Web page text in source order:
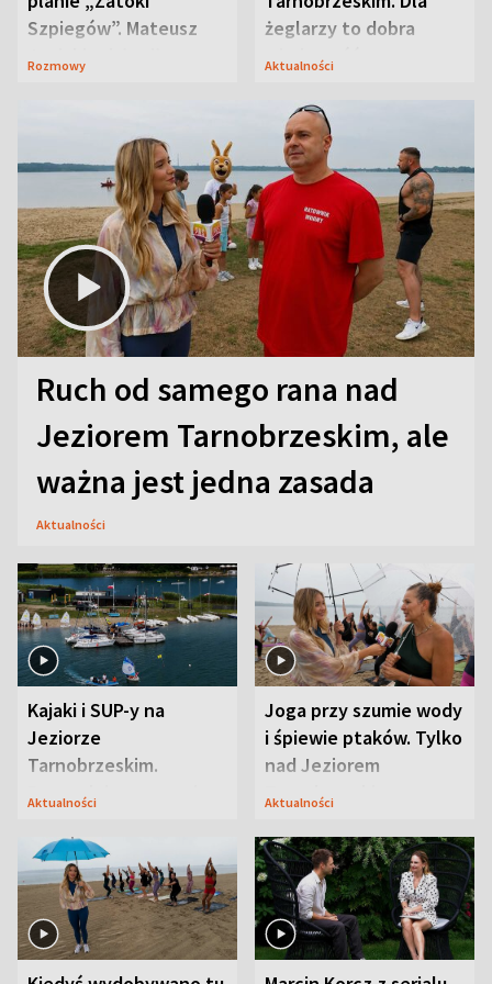
Szpiegów”. Mateusz
Janicki odsłonił
Rozmowy
żeglarzy to dobra
wiadomość
Aktualności
Ruch od samego rana nad
Jeziorem Tarnobrzeskim, ale
ważna jest jedna zasada
Aktualności
Kajaki i SUP-y na
Jeziorze
Tarnobrzeskim.
Przyrodnicy zwracają
Aktualności
Joga przy szumie wody
i śpiewie ptaków. Tylko
nad Jeziorem
Tarnobrzeskim
Aktualności